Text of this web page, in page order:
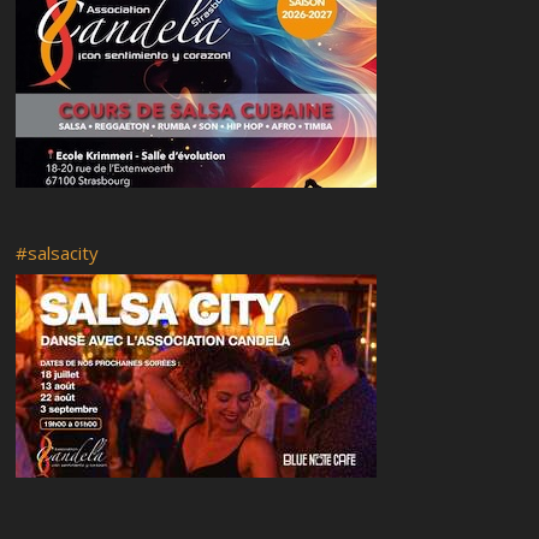
Principiantes
Inicio de cursos
¡¡El regreso a clases!!
#salsacity